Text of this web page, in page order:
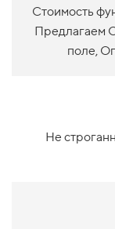
Стоимость
Предлагаем
поле,
Не